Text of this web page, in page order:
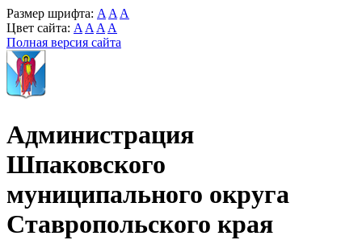
Размер шрифта: A A A
Цвет сайта: A A A A
Полная версия сайта
Администрация
Шпаковского
муниципального округа
Ставропольского края